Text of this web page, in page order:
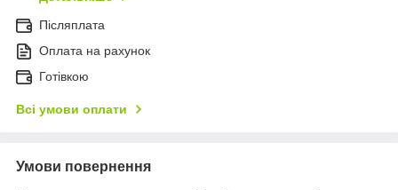
Післяплата
Оплата на рахунок
Готівкою
Всі умови оплати
Умови повернення